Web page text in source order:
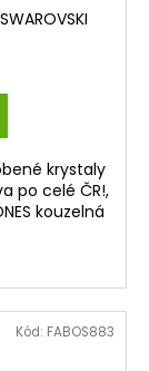
krystaly
po celé ČR!,
kouzelná
Kód: FABOS883